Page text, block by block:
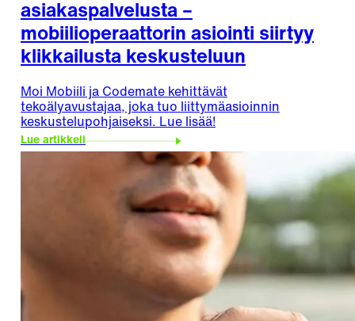
asiakaspalvelusta –
mobiilioperaattorin asiointi siirtyy
klikkailusta keskusteluun
Moi Mobiili ja Codemate kehittävät
tekoälyavustajaa, joka tuo liittymäasioinnin
keskustelupohjaiseksi. Lue lisää!
Lue artikkeli